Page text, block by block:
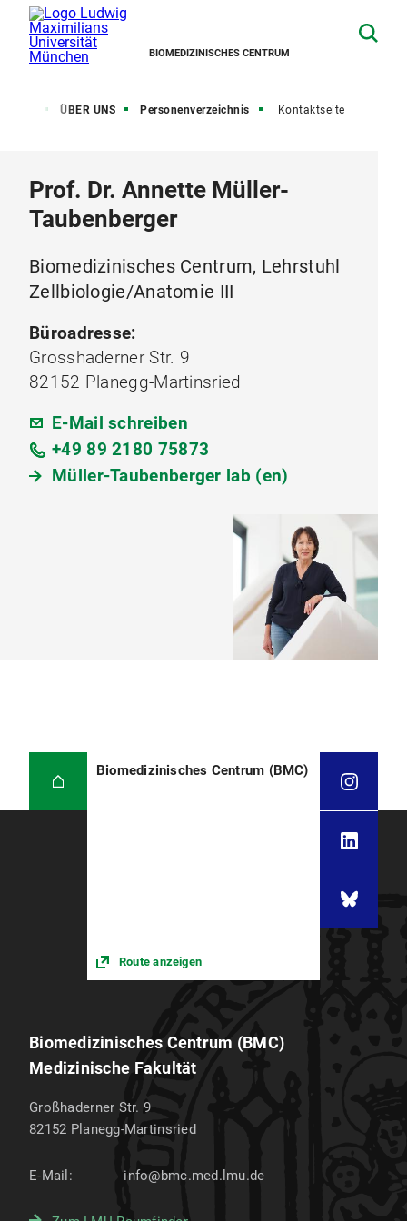
BIOMEDIZINISCHES CENTRUM
ÜBER UNS Personenverzeichnis Kontaktseite
Prof. Dr. Annette Müller-
Taubenberger
Biomedizinisches Centrum, Lehrstuhl
Zellbiologie/Anatomie III
Büroadresse:
Grosshaderner Str. 9
82152 Planegg-Martinsried
E-Mail schreiben
+49 89 2180 75873
Müller-Taubenberger lab (en)
Biomedizinisches Centrum (BMC)
Route anzeigen
Biomedizinisches Centrum (BMC)
Medizinische Fakultät
Großhaderner Str. 9
82152 Planegg-Martinsried
E-Mail: info@bmc.med.lmu.de